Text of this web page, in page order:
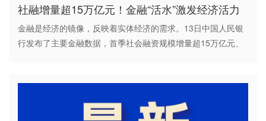
社融增量超15万亿元！金融“活水”激发经济活力
金融是经济的镜像，反映着实体经济的需求。13日中国人民银
行发布了主要金融数据，首季社会融资规模增量超15万亿元、
体经济需求持续回暖。...